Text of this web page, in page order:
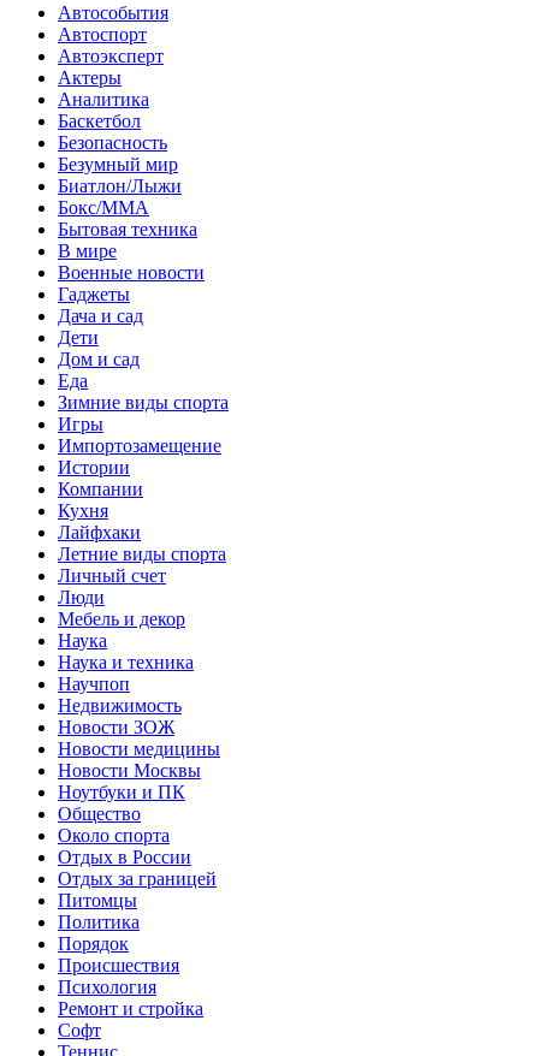
Автособытия
Автоспорт
Автоэксперт
Актеры
Аналитика
Баскетбол
Безопасность
Безумный мир
Биатлон/Лыжи
Бокс/MMA
Бытовая техника
В мире
Военные новости
Гаджеты
Дача и сад
Дети
Дом и сад
Еда
Зимние виды спорта
Игры
Импортозамещение
Истории
Компании
Кухня
Лайфхаки
Летние виды спорта
Личный счет
Люди
Мебель и декор
Наука
Наука и техника
Научпоп
Недвижимость
Новости ЗОЖ
Новости медицины
Новости Москвы
Ноутбуки и ПК
Общество
Около спорта
Отдых в России
Отдых за границей
Питомцы
Политика
Порядок
Происшествия
Психология
Ремонт и стройка
Софт
Теннис